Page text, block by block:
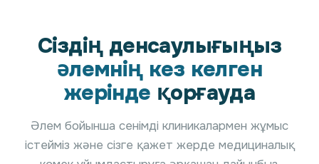
Сіздің денсаулығыңыз
әлемнің кез келген
жерінде қорғауда
Әлем бойынша сенімді клиникалармен жұмыс
істейміз және сізге қажет жерде медициналық